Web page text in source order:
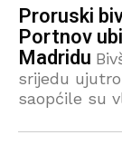
Proruski
Portnov
Madridu
srijedu
saopćile su